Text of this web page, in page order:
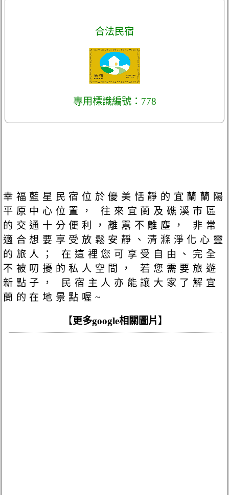
合法民宿
專用標識編號：778
幸福藍星民宿位於優美恬靜的宜蘭蘭陽
平原中心位置， 往來宜蘭及礁溪市區
的交通十分便利，離囂不離塵， 非常
適合想要享受放鬆安靜、清滌淨化心靈
的旅人； 在這裡您可享受自由、完全
不被叨擾的私人空間， 若您需要旅遊
新點子， 民宿主人亦能讓大家了解宜
蘭的在地景點喔~
【 更多google相關圖片 】